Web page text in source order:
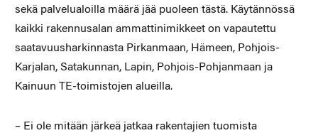
sekä palvelualoilla määrä jää puoleen tästä. Käytännössä
kaikki rakennusalan ammattinimikkeet on vapautettu
saatavuusharkinnasta Pirkanmaan, Hämeen, Pohjois-
Karjalan, Satakunnan, Lapin, Pohjois-Pohjanmaan ja
Kainuun TE-toimistojen alueilla.
– Ei ole mitään järkeä jatkaa rakentajien tuomista